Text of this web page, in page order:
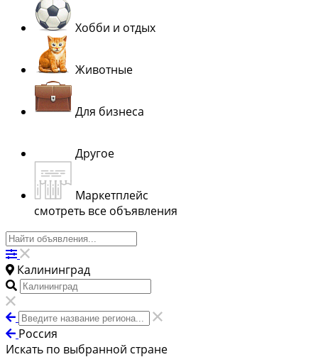
Хобби и отдых
Животные
Для бизнеса
Другое
Маркетплейс
смотреть все объявления
Калининград
Россия
Искать по выбранной стране